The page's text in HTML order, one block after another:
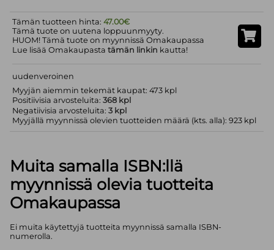
Tämän tuotteen hinta:47.00€
Tämä tuote on uutena loppuunmyyty.
HUOM! Tämä tuote on myynnissä Omakaupassa
Lue lisää Omakaupastatämän linkin kautta!
uudenveroinen
Myyjän aiemmin tekemät kaupat: 473 kpl
Positiivisia arvosteluita:368 kpl
Negatiivisia arvosteluita:3 kpl
Myyjällä myynnissä olevien tuotteiden määrä (kts. alla): 923 kpl
Muita samalla ISBN:llä
myynnissä olevia tuotteita
Omakaupassa
Ei muita käytettyjä tuotteita myynnissä samalla ISBN-
numerolla.